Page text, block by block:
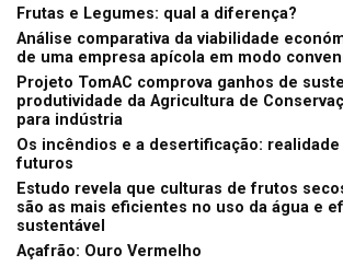
Frutas e Legumes: qual a diferença?
Análise comparativa da viabilidade
de uma empresa apícola em modo
Projeto TomAC comprova ganhos de
produtividade da Agricultura de
para indústria
Os incêndios e a desertificação:
futuros
Estudo revela que culturas de frutos
são as mais eficientes no uso da água e
sustentável
Açafrão: Ouro Vermelho